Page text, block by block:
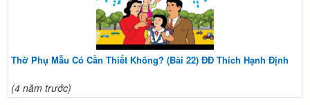
Thờ Phụ Mẫu Có Cần Thiết Không? (Bài 22) ĐĐ Thích Hạnh Định
(4 năm trước)